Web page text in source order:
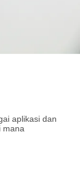
aplikasi dan
mana